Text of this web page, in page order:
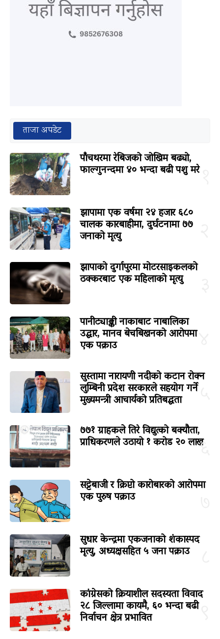
ताजा अपडेट
पाँचथरमा रेबिजको जोखिम बढ्यो,
फाल्गुनन्दमा ४० भन्दा बढी पशु मरे
झापामा एक वर्षमा २४ हजार ६८०
चालक कारबाहीमा, दुर्घटनामा ७७
जनाको मृत्यु
झापाको दुर्गापुरमा मोटरसाइकलको
ठक्करबाट एक महिलाको मृत्यु
४
पानीट्याङ्की नाकाबाट नाबालिका
उद्धार, मानव बेचबिखनको आरोपमा
एक पक्राउ
सुस्तामा नारायणी नदीको कटान रोक्न
लुम्बिनी प्रदेश सरकारले सहयोग गर्ने
मुख्यमन्त्री आचार्यको प्रतिबद्धता
६
७७१ ग्राहकले तिरे विद्युत्को बक्यौता,
प्राधिकरणले उठायो १ करोड २० लाख
सट्टेबाजी र क्रिप्टो कारोबारको आरोपमा
एक पुरुष पक्राउ
सुधार केन्द्रमा एकजनाको शंकास्पद
मृत्यु, अध्यक्षसहित ५ जना पक्राउ
कांग्रेसको क्रियाशील सदस्यता विवाद
२८ जिल्लामा कायमै, ६० भन्दा बढी
निर्वाचन क्षेत्र प्रभावित